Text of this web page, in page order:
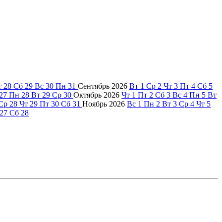
28 Сб 29 Вс 30 Пн 31 Сентябрь 2026 Вт 1 Ср 2 Чт 3 Пт 4 Сб 5
27 Пн 28 Вт 29 Ср 30 Октябрь 2026 Чт 1 Пт 2 Сб 3 Вс 4 Пн 5 Вт
28 Чт 29 Пт 30 Сб 31 Ноябрь 2026 Вс 1 Пн 2 Вт 3 Ср 4 Чт 5
27 Сб 28